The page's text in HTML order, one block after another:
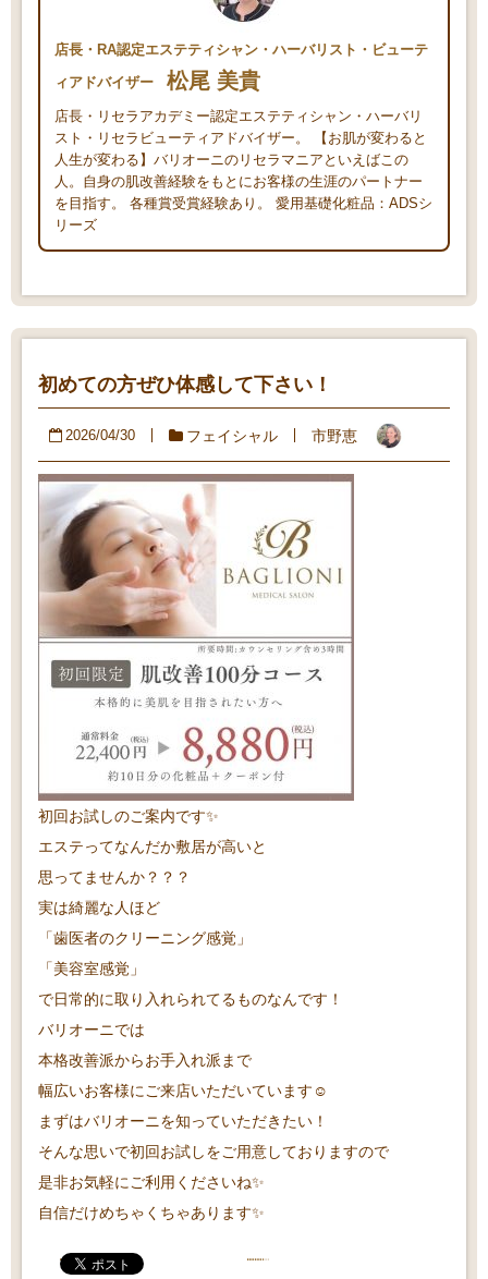
店長・RA認定エステティシャン・ハーバリスト・ビューテ
ィアドバイザー
松尾 美貴
店長・リセラアカデミー認定エステティシャン・ハーバリ
スト・リセラビューティアドバイザー。 【お肌が変わると
人生が変わる】バリオーニのリセラマニアといえばこの
人。自身の肌改善経験をもとにお客様の生涯のパートナー
を目指す。 各種賞受賞経験あり。 愛用基礎化粧品：ADSシ
リーズ
初めての方ぜひ体感して下さい！
2026/04/30 フェイシャル 市野恵
初回お試しのご案内です✨
エステってなんだか敷居が高いと
思ってませんか？？？
実は綺麗な人ほど
「歯医者のクリーニング感覚」
「美容室感覚」
で日常的に取り入れられてるものなんです！
バリオーニでは
本格改善派からお手入れ派まで
幅広いお客様にご来店いただいています☺️
まずはバリオーニを知っていただきたい！
そんな思いで初回お試しをご用意しておりますので
是非お気軽にご利用くださいね✨
自信だけめちゃくちゃあります✨